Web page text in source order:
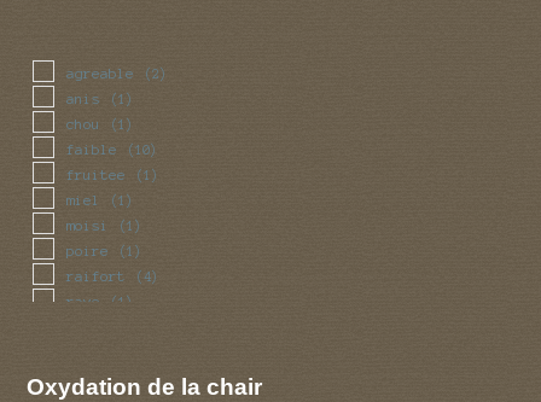
agreable (2)
anis (1)
chou (1)
faible (10)
fruitee (1)
miel (1)
moisi (1)
poire (1)
raifort (4)
rave (1)
Oxydation de la chair